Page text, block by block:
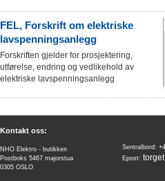
FEL, Forskrift om elektriske
lavspenningsanlegg
Forskriften gjelder for prosjektering,
utførelse, endring og vedlikehold av
elektriske lavspenningsanlegg
Kontakt oss:
NHO Elektro - butikken
Postboks 5467 majorstua
0305 OSLO
Sentralbord:
Epost: